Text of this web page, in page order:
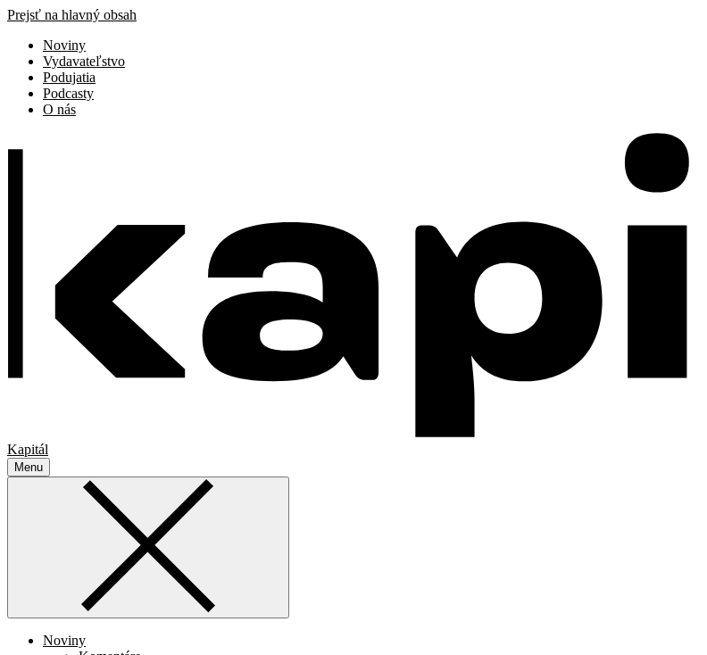
Prejsť na hlavný obsah
Noviny
Vydavateľstvo
Podujatia
Podcasty
O nás
Kapitál
Menu
Noviny